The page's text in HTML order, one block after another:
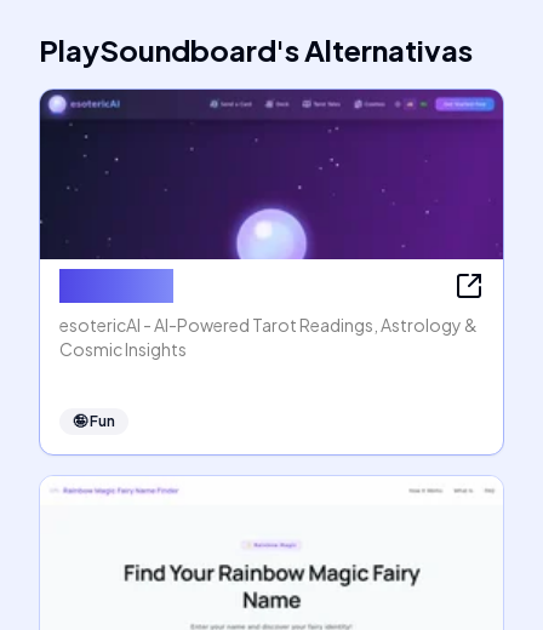
PlaySoundboard'sAlternativas
esotericAI - AI-Powered Tarot Readings, Astrology &
Cosmic Insights
🤪Fun